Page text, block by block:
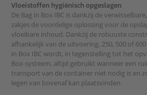
Vloeistoffen hygiënisch opgeslagen
De Bag in Box IBC is dankzij de
zakjes de voordelige oplossing voor de
vloeibare inhoud. Dankzij de robuuste
afhankelijk van de uitvoering, 250, 500 of
in Box IBC wordt, in tegenstelling tot het
Box-systeem, altijd gebruikt wanneer een
transport van de container niet nodig is en
legen van bovenaf kan plaatsvinden.